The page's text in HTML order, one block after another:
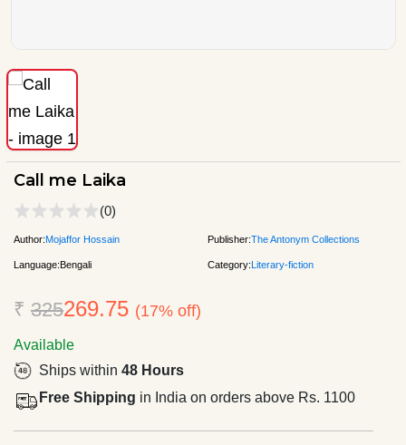
Call me Laika
(0)
Author:Mojaffor Hossain Publisher:The Antonym Collections
Language:Bengali Category:Literary-fiction
₹ 325269.75 (17% off)
Available
Ships within 48 Hours
Free Shipping in India on orders above Rs. 1100